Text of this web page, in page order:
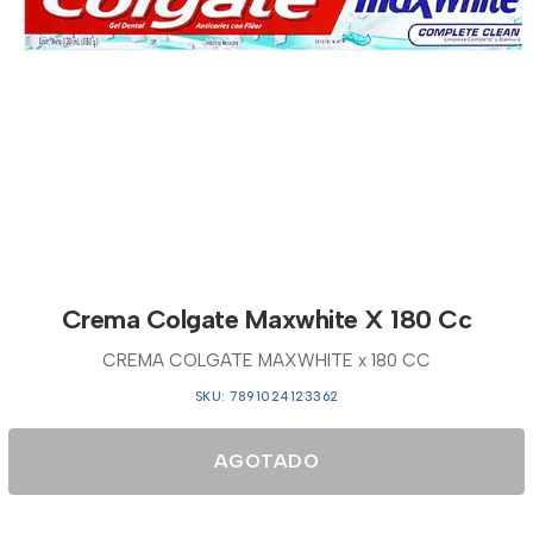
Crema Colgate Maxwhite X 180 Cc
CREMA COLGATE MAXWHITE x 180 CC
SKU: 7891024123362
AGOTADO